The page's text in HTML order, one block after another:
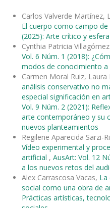
Carlos Valverde Martínez,
El cuerpo como campo de
(2025): Arte crítico y
Cynthia Patricia
Vol. 6 Núm. 1 (2018):
modos de conocimiento a
Carmen Moral Ruiz, Laura
análisis conservativo no
especial significación en
Vol. 9 Núm. 2 (2021):
arte contemporáneo y su
nuevos planteamientos
Regilene Aparecida Sarzi-
Vídeo experimental y
artificial , AusArt: Vol. 12
a los nuevos retos del
Alex Carrascosa Vacas, La
social como una obra de
Prácticas artísticas,